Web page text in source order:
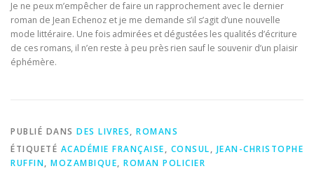
Je ne peux m’empêcher de faire un rapprochement avec le dernier
roman de Jean Echenoz et je me demande s’il s’agit d’une nouvelle
mode littéraire. Une fois admirées et dégustées les qualités d’écriture
de ces romans, il n’en reste à peu près rien sauf le souvenir d’un plaisir
éphémère.
PUBLIÉ DANS DES LIVRES, ROMANS
ÉTIQUETÉ ACADÉMIE FRANÇAISE, CONSUL, JEAN-CHRISTOPHE
RUFFIN, MOZAMBIQUE, ROMAN POLICIER